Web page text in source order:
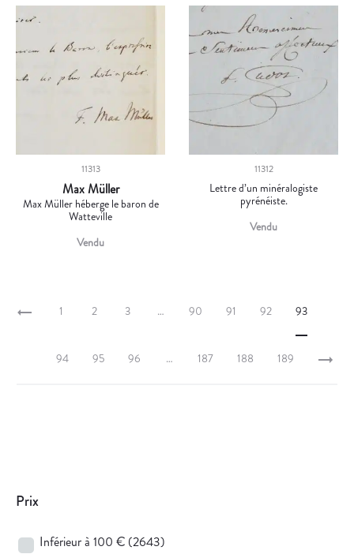
11313
Max Müller
Max Müller héberge le baron de
Watteville
Vendu
11312
Lettre d’un minéralogiste
pyrénéiste.
Vendu
1 2 3 … 90 91 92 93
94 95 96 … 187 188 189
Prix
Inférieur à 100 € (2643)